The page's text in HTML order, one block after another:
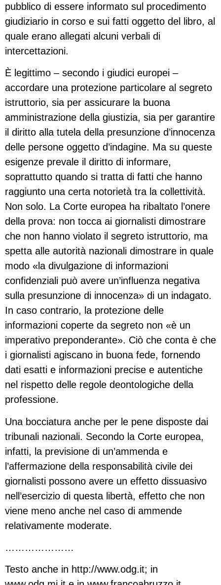
pubblico di essere informato sul procedimento
giudiziario in corso e sui fatti oggetto del libro, al
quale erano allegati alcuni verbali di
intercettazioni.
È legittimo – secondo i giudici europei –
accordare una protezione particolare al segreto
istruttorio, sia per assicurare la buona
amministrazione della giustizia, sia per garantire
il diritto alla tutela della presunzione d’innocenza
delle persone oggetto d’indagine. Ma su queste
esigenze prevale il diritto di informare,
soprattutto quando si tratta di fatti che hanno
raggiunto una certa notorietà tra la collettività.
Non solo. La Corte europea ha ribaltato l’onere
della prova: non tocca ai giornalisti dimostrare
che non hanno violato il segreto istruttorio, ma
spetta alle autorità nazionali dimostrare in quale
modo «la divulgazione di informazioni
confidenziali può avere un’influenza negativa
sulla presunzione di innocenza» di un indagato.
In caso contrario, la protezione delle
informazioni coperte da segreto non «è un
imperativo preponderante». Ciò che conta è che
i giornalisti agiscano in buona fede, fornendo
dati esatti e informazioni precise e autentiche
nel rispetto delle regole deontologiche della
professione.
Una bocciatura anche per le pene disposte dai
tribunali nazionali. Secondo la Corte europea,
infatti, la previsione di un’ammenda e
l’affermazione della responsabilità civile dei
giornalisti possono avere un effetto dissuasivo
nell’esercizio di questa libertà, effetto che non
viene meno anche nel caso di ammende
relativamente moderate.
…………………
Testo anche in http://www.odg.it; in